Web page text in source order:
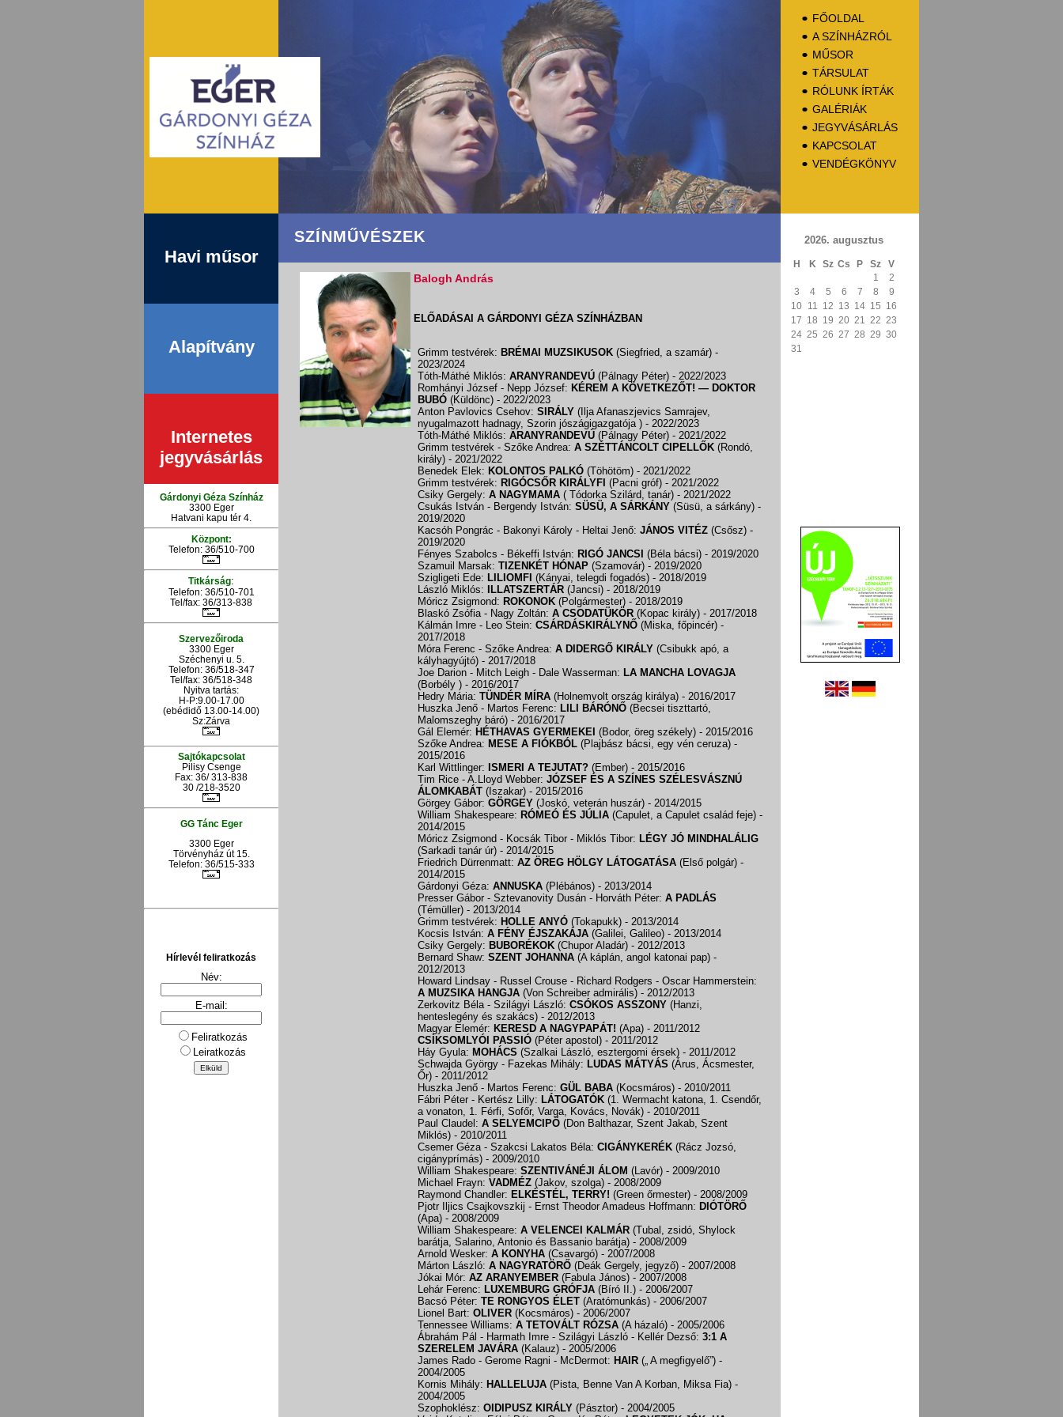
FŐOLDAL
A SZÍNHÁZRÓL
MŰSOR
TÁRSULAT
RÓLUNK ÍRTÁK
GALÉRIÁK
JEGYVÁSÁRLÁS
KAPCSOLAT
VENDÉGKÖNYV
Havi műsor
Alapítvány
Internetes
jegyvásárlás
Gárdonyi Géza Színház
3300 Eger
Hatvani kapu tér 4.
Központ:
Telefon: 36/510-700
Titkárság:
Telefon: 36/510-701
Tel/fax: 36/313-838
Szervezőiroda
3300 Eger
Széchenyi u. 5.
Telefon: 36/518-347
Tel/fax: 36/518-348
Nyitva tartás:
H-P:9.00-17.00
(ebédidő 13.00-14.00)
Sz:Zárva
Sajtókapcsolat
Pilisy Csenge
Fax: 36/ 313-838
30 /218-3520
GG Tánc Eger
3300 Eger
Törvényház út 15.
Telefon: 36/515-333
Hírlevél feliratkozás
Név:
E-mail:
Feliratkozás
Leiratkozás
SZÍNMŰVÉSZEK
Balogh András
ELŐADÁSAI A GÁRDONYI GÉZA SZÍNHÁZBAN
Grimm testvérek: BRÉMAI MUZSIKUSOK (Siegfried, a szamár) -
2023/2024
Tóth-Máthé Miklós: ARANYRANDEVÚ (Pálnagy Péter) - 2022/2023
Romhányi József - Nepp József: KÉREM A KÖVETKEZŐT! — DOKTOR
BUBÓ (Küldönc) - 2022/2023
Anton Pavlovics Csehov: SIRÁLY (Ilja Afanaszjevics Samrajev,
nyugalmazott hadnagy, Szorin jószágigazgatója ) - 2022/2023
Tóth-Máthé Miklós: ARANYRANDEVÚ (Pálnagy Péter) - 2021/2022
Grimm testvérek - Szőke Andrea: A SZÉTTÁNCOLT CIPELLŐK (Rondó,
király) - 2021/2022
Benedek Elek: KOLONTOS PALKÓ (Töhötöm) - 2021/2022
Grimm testvérek: RIGÓCSŐR KIRÁLYFI (Pacni gróf) - 2021/2022
Csiky Gergely: A NAGYMAMA ( Tódorka Szilárd, tanár) - 2021/2022
Csukás István - Bergendy István: SÜSÜ, A SÁRKÁNY (Süsü, a sárkány) -
2019/2020
Kacsóh Pongrác - Bakonyi Károly - Heltai Jenő: JÁNOS VITÉZ (Csősz) -
2019/2020
Fényes Szabolcs - Békeffi István: RIGÓ JANCSI (Béla bácsi) - 2019/2020
Szamuil Marsak: TIZENKÉT HÓNAP (Szamovár) - 2019/2020
Szigligeti Ede: LILIOMFI (Kányai, telegdi fogadós) - 2018/2019
László Miklós:
ILLATSZERTÁR (Jancsi) - 2018/2019
Móricz Zsigmond: ROKONOK (Polgármester) - 2018/2019
Blaskó Zsófia - Nagy Zoltán: A CSODATÜKÖR (Kopac király) - 2017/2018
Kálmán Imre - Leo Stein: CSÁRDÁSKIRÁLYNŐ (Miska, főpincér) -
2017/2018
Móra Ferenc - Szőke Andrea: A DIDERGŐ KIRÁLY (Csibukk apó, a
kályhagyújtó) - 2017/2018
Joe Darion - Mitch Leigh - Dale Wasserman: LA MANCHA LOVAGJA
(Borbély ) - 2016/2017
Hedry Mária: TÜNDÉR MÍRA (Holnemvolt ország királya) - 2016/2017
Huszka Jenő - Martos Ferenc: LILI BÁRÓNŐ (Becsei tiszttartó,
Malomszeghy báró) - 2016/2017
Gál Elemér: HÉTHAVAS GYERMEKEI (Bodor, öreg székely) - 2015/2016
Szőke Andrea: MESE A FIÓKBÓL (Plajbász bácsi, egy vén ceruza) -
2015/2016
Karl Wittlinger: ISMERI A TEJUTAT? (Ember) - 2015/2016
Tim Rice - A.Lloyd Webber: JÓZSEF ÉS A SZÍNES SZÉLESVÁSZNÚ
ÁLOMKABÁT (Iszakar) - 2015/2016
Görgey Gábor: GÖRGEY (Joskó, veterán huszár) - 2014/2015
William Shakespeare: RÓMEÓ ÉS JÚLIA (Capulet, a Capulet család feje) -
2014/2015
Móricz Zsigmond - Kocsák Tibor - Miklós Tibor: LÉGY JÓ MINDHALÁLIG
(Sarkadi tanár úr) - 2014/2015
Friedrich Dürrenmatt: AZ ÖREG HÖLGY LÁTOGATÁSA (Első polgár) -
2014/2015
Gárdonyi Géza: ANNUSKA (Plébános) - 2013/2014
Presser Gábor - Sztevanovity Dusán - Horváth Péter: A PADLÁS
(Témüller) - 2013/2014
Grimm testvérek: HOLLE ANYÓ (Tokapukk) - 2013/2014
Kocsis István: A FÉNY ÉJSZAKÁJA (Galilei, Galileo) - 2013/2014
Csiky Gergely: BUBORÉKOK (Chupor Aladár) - 2012/2013
Bernard Shaw: SZENT JOHANNA (A káplán, angol katonai pap) -
2012/2013
Howard Lindsay - Russel Crouse - Richard Rodgers - Oscar Hammerstein:
A MUZSIKA HANGJA (Von Schreiber admirális) - 2012/2013
Zerkovitz Béla - Szilágyi László: CSÓKOS ASSZONY (Hanzi,
henteslegény és szakács) - 2012/2013
Magyar Elemér: KERESD A NAGYPAPÁT! (Apa) - 2011/2012
CSÍKSOMLYÓI PASSIÓ (Péter apostol) - 2011/2012
Háy Gyula: MOHÁCS (Szalkai László, esztergomi érsek) - 2011/2012
Schwajda György - Fazekas Mihály: LUDAS MÁTYÁS (Árus, Ácsmester,
Őr) - 2011/2012
Huszka Jenő - Martos Ferenc: GÜL BABA (Kocsmáros) - 2010/2011
Fábri Péter - Kertész Lilly: LÁTOGATÓK (1. Wermacht katona, 1. Csendőr,
a vonaton, 1. Férfi, Sofőr, Varga, Kovács, Novák) - 2010/2011
Paul Claudel: A SELYEMCIPŐ (Don Balthazar, Szent Jakab, Szent
Miklós) - 2010/2011
Csemer Géza - Szakcsi Lakatos Béla: CIGÁNYKERÉK (Rácz Jozsó,
cigányprímás) - 2009/2010
William Shakespeare: SZENTIVÁNÉJI ÁLOM (Lavór) - 2009/2010
Michael Frayn: VADMÉZ (Jakov, szolga) - 2008/2009
Raymond Chandler: ELKÉSTÉL, TERRY! (Green őrmester) - 2008/2009
Pjotr Iljics Csajkovszkij - Ernst Theodor Amadeus Hoffmann: DIÓTÖRŐ
(Apa) - 2008/2009
William Shakespeare: A VELENCEI KALMÁR (Tubal, zsidó, Shylock
barátja, Salarino, Antonio és Bassanio barátja) - 2008/2009
Arnold Wesker: A KONYHA (Csavargó) - 2007/2008
Márton László: A NAGYRATÖRŐ (Deák Gergely, jegyző) - 2007/2008
Jókai Mór: AZ ARANYEMBER (Fabula János) - 2007/2008
Lehár Ferenc: LUXEMBURG GRÓFJA (Bíró II.) - 2006/2007
Bacsó Péter: TE RONGYOS ÉLET (Aratómunkás) - 2006/2007
Lionel Bart: OLIVER (Kocsmáros) - 2006/2007
Tennessee Williams: A TETOVÁLT RÓZSA (A házaló) - 2005/2006
Ábrahám Pál - Harmath Imre - Szilágyi László - Kellér Dezső: 3:1 A
SZERELEM JAVÁRA (Kalauz) - 2005/2006
James Rado - Gerome Ragni - McDermot: HAIR („ A megfigyelő”) -
2004/2005
Kornis Mihály: HALLELUJA (Pista, Benne Van A Korban, Miksa Fia) -
2004/2005
Szophoklész: OIDIPUSZ KIRÁLY (Pásztor) - 2004/2005
2026. augusztus
H K Sz Cs P Sz
V
1
2
3
4 5 6 7 8
9
10 11 12 13 14 15 16
17 18 19 20 21 22 23
24 25 26 27 28 29 30
31